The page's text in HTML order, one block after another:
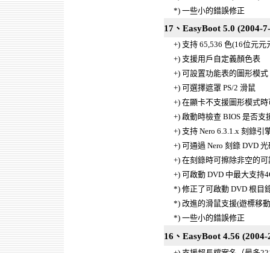
*) 一些小的錯誤修正
17、EasyBoot 5.0 (2004-
+) 支持 65,536 色(16位元元
+) 支援用戶自定義顏色表
+) 可設置功能表的圖形模式
+) 可選擇遮罩 PS/2 滑鼠
+) 在顯卡不支援圖形模式
+) 啟動時檢查 BIOS 是否支
+) 支持 Nero 6.3.1.x 刻錄引
+) 可通過 Nero 刻錄 DVD
+) 在刻錄時可擦除非空的
+) 可啟動 DVD 中最大支持
*) 修正了可啟動 DVD 根目
*) 改進的滑鼠支援(遊標移
*) 一些小的錯誤修正
16、EasyBoot 4.56 (2004-